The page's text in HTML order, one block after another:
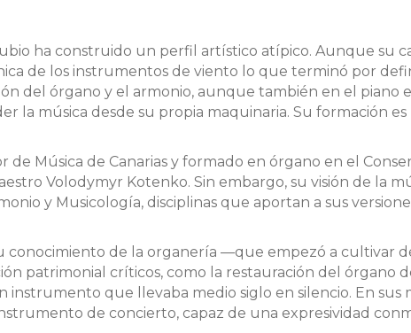
ha construido un perfil artístico atípico. Aunque su
de los instrumentos de viento lo que terminó por
del órgano y el armonio, aunque también en el piano
la música desde su propia maquinaria. Su formación
Música de Canarias y formado en órgano en el
Volodymyr Kotenko. Sin embargo, su visión de la
y Musicología, disciplinas que aportan a sus
conocimiento de la organería —que empezó a cultivar
patrimonial críticos, como la restauración del órgano
que llevaba medio siglo en silencio. En sus
de concierto, capaz de una expresividad